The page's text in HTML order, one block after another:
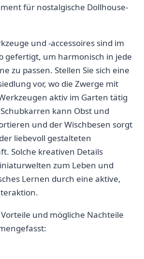
für nostalgische Dollhouse-
und -accessoires⁢ sind im
gefertigt, um harmonisch in jede
zu passen.⁣ Stellen Sie sich⁣ eine
vor,⁢ wo ⁢die Zwerge ‌mit
aktiv⁤ im Garten tätig‌
kann Obst und
und der Wischbesen sorgt
liebevoll gestalteten
Solche kreativen Details
zum Leben⁣ und
Lernen durch ​eine aktive,
und ‌mögliche Nachteile